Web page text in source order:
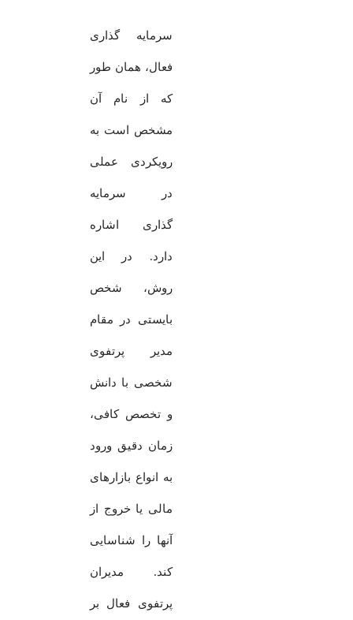
سرمایه گذاری
فعال، همان طور
که از نام آن
مشخص است به
رویکردی عملی
در سرمایه
گذاری اشاره
دارد. در این
روش، شخص
بایستی در مقام
مدیر پرتفوی
شخصی با دانش
و تخصص کافی،
زمان دقیق ورود
به انواع بازارهای
مالی یا خروج از
آنها را شناسایی
کند. مدیران
پرتفوی فعال بر